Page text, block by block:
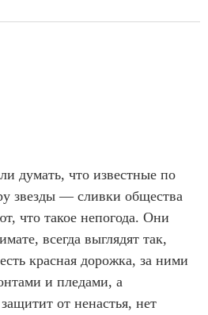
думать, что известные по
звезды — сливки общества
что такое непогода. Они
всегда выглядят так,
красная дорожка, за ними
и пледами, а
от ненастья, нет